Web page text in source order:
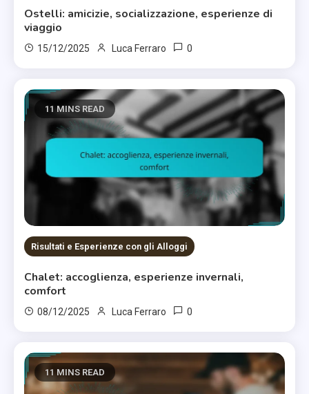
Ostelli: amicizie, socializzazione, esperienze di
viaggio
15/12/2025 Luca Ferraro 0
11 MINS READ
Risultati e Esperienze con gli Alloggi
Chalet: accoglienza, esperienze invernali,
comfort
08/12/2025 Luca Ferraro 0
11 MINS READ